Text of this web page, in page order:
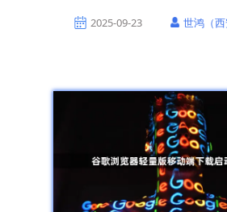
2025-09-23 世鸿（西